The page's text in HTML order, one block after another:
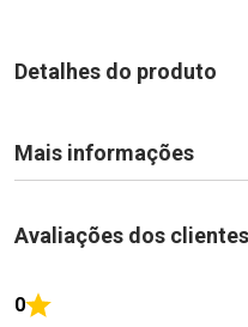
Detalhes do produto
Mais informações
Avaliações dos clientes
0